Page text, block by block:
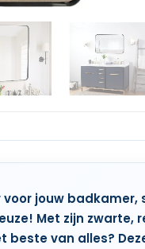
jouw badkamer,
Met zijn
beste van alles?